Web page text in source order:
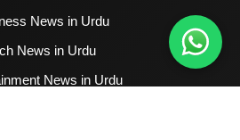
News in Urdu
News in Urdu
News in Urdu